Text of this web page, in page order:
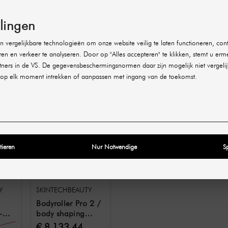
geschikt zijn voor behandeling, welke
je door en beantwoordt eventuele vragen.
training wordt een behandeling gedemonstreerd op
het instellen van het apparaat tot de daadwerkelijke
SKINTECHBEAUTY
Bodyroller Pro 2 /
body shaping
apparaat met
vergelijkbare technologieën om onze website veilig te laten functioneren,
en verkeer te analyseren. Door op "Alles accepteren" te klikken, stemt u
in de VS. De gegevensbeschermingsnormen daar zijn mogelijk niet
elk moment intrekken of aanpassen met ingang van de toekomst.
Nur Notwendige